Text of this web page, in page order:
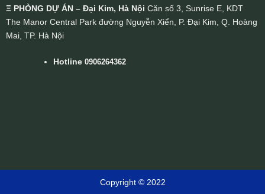
Ξ PHÒNG DỰ ÁN – Đại Kim, Hà Nội Căn số 3, Sunrise E, KDT
The Manor Central Park đường Nguyễn Xiển, P. Đại Kim, Q. Hoàng
Mai, TP. Hà Nội
Hotline0906264362
Copyright © 2022